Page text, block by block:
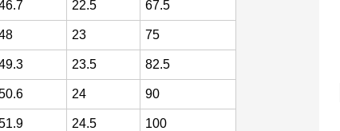
22.5 67.5
23 75
23.5 82.5
24 90
24.5 100